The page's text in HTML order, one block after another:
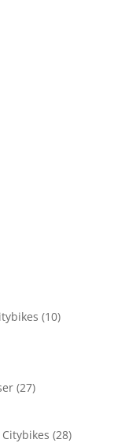
(10)
(27)
(28)